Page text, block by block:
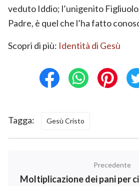
veduto Iddio; l’unigenito
Padre, è quel che l’ha fatto
Scopri di più: Identità di Gesù
Tagga: Gesù Cristo
Precedente
Moltiplicazione dei pani per